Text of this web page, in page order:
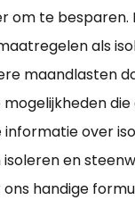
om te besparen.
als
maandlasten
mogelijkheden
over
en
handige